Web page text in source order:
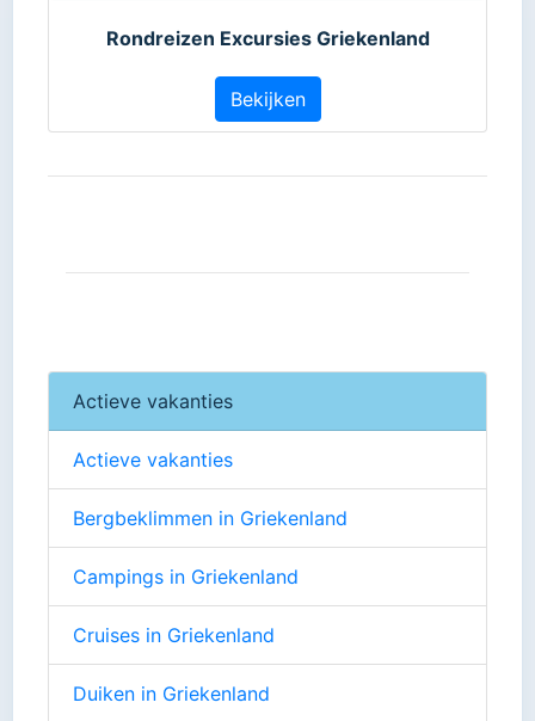
Rondreizen Excursies Griekenland
Bekijken
Actieve vakanties
Actieve vakanties
Bergbeklimmen in Griekenland
Campings in Griekenland
Cruises in Griekenland
Duiken in Griekenland